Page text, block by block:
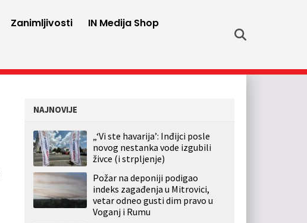
Zanimljivosti
IN Medija Shop
NAJNOVIJE
„‘Vi ste havarija’: Inđijci posle
novog nestanka vode izgubili
živce (i strpljenje)
Požar na deponiji podigao
indeks zagađenja u Mitrovici,
vetar odneo gusti dim pravo u
Voganj i Rumu